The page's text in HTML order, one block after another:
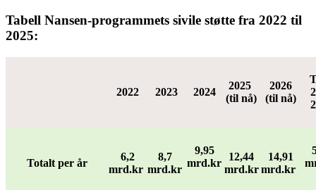
Tabell Nansen-programmets sivile støtte fra 2022 til
2025:
2022 2023 2024
2025
(til nå)
2026
(til nå)
Totalt per år
6,2
mrd.kr
8,7
mrd.kr
9,95
mrd.kr
12,44
mrd.kr
14,91
mrd.kr